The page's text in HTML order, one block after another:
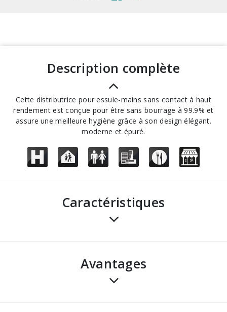
description complète
Cette distributrice pour essuie-mains sans contact à haut
rendement est conçue pour être sans bourrage à 99.9% et
assure une meilleure hygiène grâce à son design élégant.
moderne et épuré.
Caractéristiques
avantages